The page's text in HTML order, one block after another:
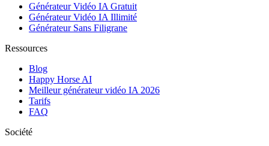
Générateur Vidéo IA Gratuit
Générateur Vidéo IA Illimité
Générateur Sans Filigrane
Ressources
Blog
Happy Horse AI
Meilleur générateur vidéo IA 2026
Tarifs
FAQ
Société